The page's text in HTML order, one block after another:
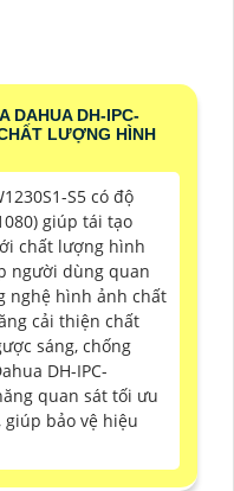
DAHUA DH-IPC-
LƯỢNG HÌNH
S5 có độ
giúp tái tạo
chất lượng hình
người dùng quan
nghệ hình ảnh chất
cải thiện chất
sáng, chống
DH-IPC-
quan sát tối ưu
bảo vệ hiệu